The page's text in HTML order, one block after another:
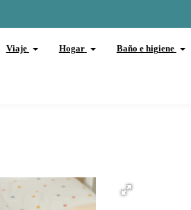
Viaje Hogar Baño e higiene